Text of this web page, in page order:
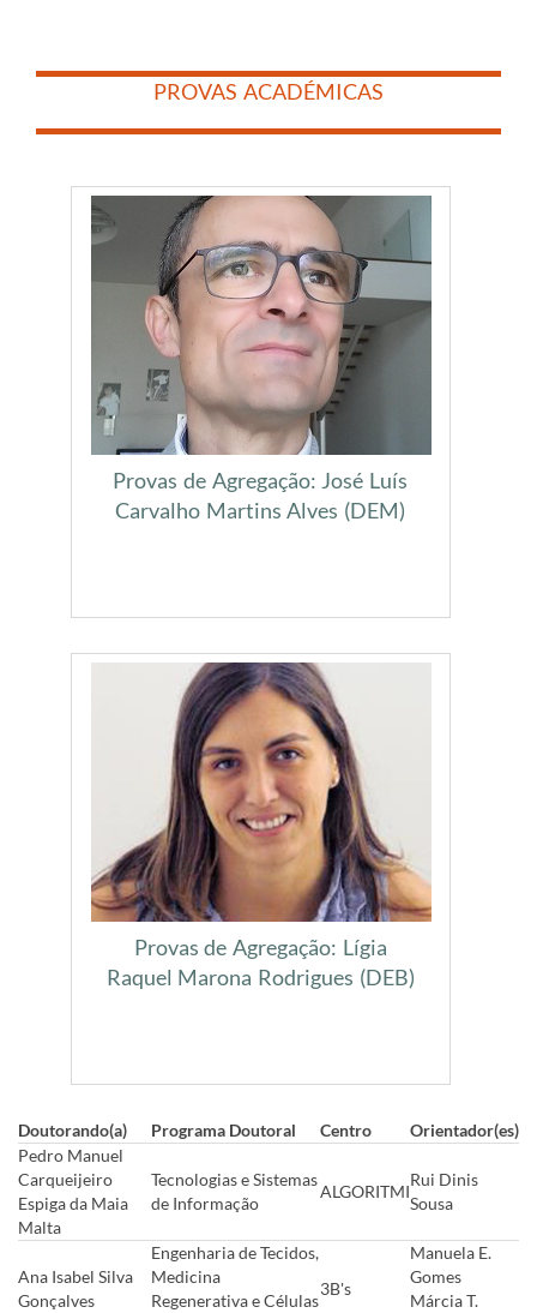
​
PROVAS ACADÉMICAS
​
Provas de Agregação: José Luís
Carvalho Martins Alves (DEM)
Provas de Agregação: Lígia
Raquel Marona Rodrigues (DEB)
Doutorando(a) Programa Doutoral Centro
Orientador(es)
Pedro Manuel
Carqueijeiro
Espiga da Maia
Malta
Tecnologias e Sistemas
de Informação
ALGORITMI
Rui Dinis
Sousa
Ana Isabel Silva
Gonçalves
Engenharia de Tecidos,
Medicina
Regenerativa e Células
3B's
Manuela E.
Gomes
Márcia T.